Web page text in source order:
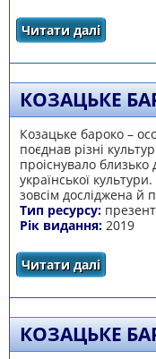
Читати даліпро
КОЗАЦЬКЕ
Козацьке бароко –
поєднав різні
проіснувало близько
української
зовсім досліджена й
Тип ресурсу:
Рік видання: 2019
Читати даліпро
КОЗАЦЬКЕ